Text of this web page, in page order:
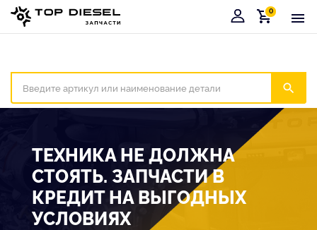
Корзина
0
ТЕХНИКА НЕ ДОЛЖНА
СТОЯТЬ. ЗАПЧАСТИ В
КРЕДИТ НА ВЫГОДНЫХ
УСЛОВИЯХ